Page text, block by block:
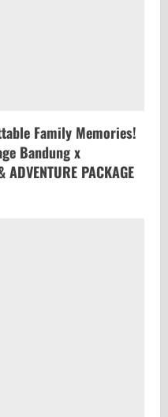
Family Memories!
Bandung x
PACKAGE